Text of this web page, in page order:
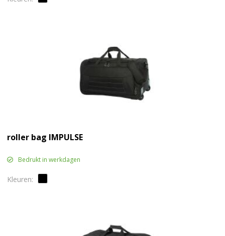
roller bag IMPULSE
Bedrukt in werkdagen